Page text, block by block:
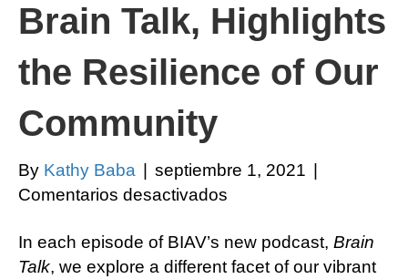
Brain Talk, Highlights
the Resilience of Our
Community
By Kathy Baba septiembre 1, 2021
Comentarios desactivados
New
Podcast,
In each episode of BIAV’s new podcast, Brain
Talk, we explore a different facet of our vibrant